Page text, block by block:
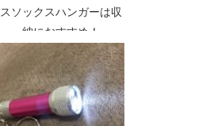
スソックスハンガーは収
納におすすめ！